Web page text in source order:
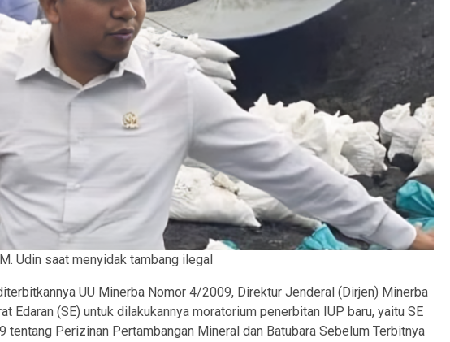
M. Udin saat menyidak tambang ilegal
UU Minerba Nomor 4/2009, Direktur Jenderal (Dirjen) Minerba
Edaran (SE) untuk dilakukannya moratorium penerbitan IUP baru, yaitu SE
Perizinan Pertambangan Mineral dan Batubara Sebelum Terbitnya